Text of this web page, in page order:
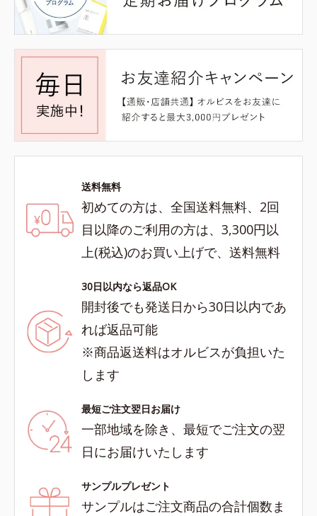
送料無料
初めての方は、全国送料無料、2回
目以降のご利用の方は、3,300円以
上(税込)のお買い上げで、送料無料
30日以内なら返品OK
開封後でも発送日から30日以内であ
れば返品可能
※商品返送料はオルビスが負担いた
します
最短ご注文翌日お届け
一部地域を除き、最短でご注文の翌
日にお届けいたします
サンプルプレゼント
サンプルはご注文商品の合計個数ま